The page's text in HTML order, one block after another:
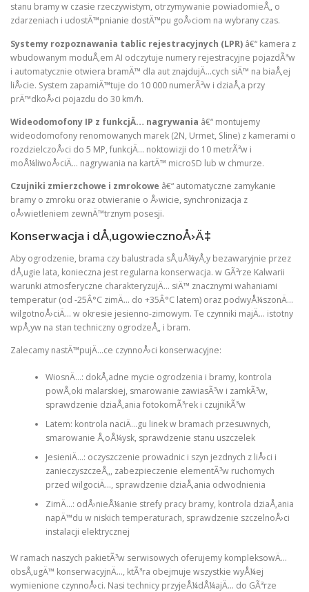
stanu bramy w czasie rzeczywistym, otrzymywanie powiadomieÅ„ o
zdarzeniach i udostÄ™pnianie dostÄ™pu goÅ›ciom na wybrany czas.
Systemy rozpoznawania tablic rejestracyjnych (LPR) â€“ kamera z
wbudowanym moduÅ‚em AI odczytuje numery rejestracyjne pojazdÃ³w
i automatycznie otwiera bramÄ™ dla aut znajdujÄ…cych siÄ™ na biaÅ‚ej
liÅ›cie. System zapamiÄ™tuje do 10 000 numerÃ³w i dziaÅ‚a przy
prÄ™dkoÅ›ci pojazdu do 30 km/h.
Wideodomofony IP z funkcjÄ… nagrywania â€“ montujemy
wideodomofony renomowanych marek (2N, Urmet, Sline) z kamerami o
rozdzielczoÅ›ci do 5 MP, funkcjÄ… noktowizji do 10 metrÃ³w i
moÅ¼liwoÅ›ciÄ… nagrywania na kartÄ™ microSD lub w chmurze.
Czujniki zmierzchowe i zmrokowe â€“ automatyczne zamykanie
bramy o zmroku oraz otwieranie o Å›wicie, synchronizacja z
oÅ›wietleniem zewnÄ™trznym posesji.
Konserwacja i dÅ‚ugowiecznoÅ›Ä‡
Aby ogrodzenie, brama czy balustrada sÅ‚uÅ¼yÅ‚y bezawaryjnie przez
dÅ‚ugie lata, konieczna jest regularna konserwacja. w GÃ³rze Kalwarii
warunki atmosferyczne charakteryzujÄ… siÄ™ znacznymi wahaniami
temperatur (od -25Â°C zimÄ… do +35Â°C latem) oraz podwyÅ¼szonÄ…
wilgotnoÅ›ciÄ… w okresie jesienno-zimowym. Te czynniki majÄ… istotny
wpÅ‚yw na stan techniczny ogrodzeÅ„ i bram.
Zalecamy nastÄ™pujÄ…ce czynnoÅ›ci konserwacyjne:
WiosnÄ…: dokÅ‚adne mycie ogrodzenia i bramy, kontrola
powÅ‚oki malarskiej, smarowanie zawiasÃ³w i zamkÃ³w,
sprawdzenie dziaÅ‚ania fotokomÃ³rek i czujnikÃ³w
Latem: kontrola naciÄ…gu linek w bramach przesuwnych,
smarowanie Å‚oÅ¼ysk, sprawdzenie stanu uszczelek
JesieniÄ…: oczyszczenie prowadnic i szyn jezdnych z liÅ›ci i
zanieczyszczeÅ„, zabezpieczenie elementÃ³w ruchomych
przed wilgociÄ…, sprawdzenie dziaÅ‚ania odwodnienia
ZimÄ…: odÅ›nieÅ¼anie strefy pracy bramy, kontrola dziaÅ‚ania
napÄ™du w niskich temperaturach, sprawdzenie szczelnoÅ›ci
instalacji elektrycznej
W ramach naszych pakietÃ³w serwisowych oferujemy kompleksowÄ…
obsÅ‚ugÄ™ konserwacyjnÄ…, ktÃ³ra obejmuje wszystkie wyÅ¼ej
wymienione czynnoÅ›ci. Nasi technicy przyjeÅ¼dÅ¼ajÄ… do GÃ³rze